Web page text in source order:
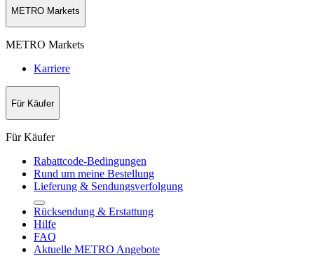
METRO Markets
METRO Markets
Karriere
Für Käufer
Für Käufer
Rabattcode-Bedingungen
Rund um meine Bestellung
Lieferung & Sendungsverfolgung
Rücksendung & Erstattung
Hilfe
FAQ
Aktuelle METRO Angebote